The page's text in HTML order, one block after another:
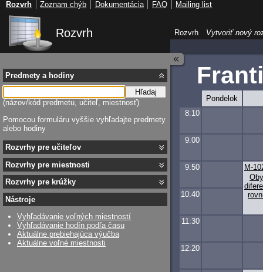
Rozvrh
Pondelok
8:10
9:00
9:50
M-
10:40
11:30
12:20
Predmety a hodiny
Hľadaj
(názov/kód predmetu, učiteľ, miestnosť)
Pomocou formuláru vyššie vyhľadajte predmety
alebo hodiny
Rozvrhy pre učiteľov
Rozvrhy pre miestnosti
Rozvrhy pre krúžky
Nástroje
Vyhľadávanie voľných miestností
Vyhľadávanie hodín podľa času
Aktuálne prebiehajúca výučba
Aktuálne voľné miestnosti
Rozvrh Vytvoriť nový
Rozvrh Zoznam chýb Dokumentácia FAQ Mailing list